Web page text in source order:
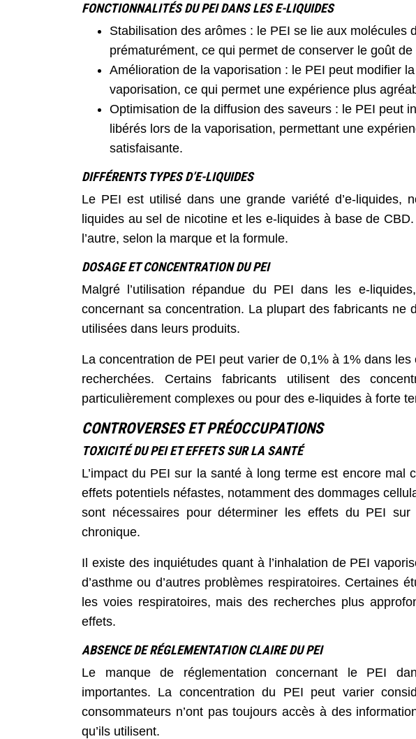
FONCTIONNALITÉS DU PEI DANS LES E-LIQUIDES
Stabilisation des arômes : le PEI se lie aux molécules
prématurément, ce qui permet de conserver le goût de
Amélioration de la vaporisation : le PEI peut modifier
vaporisation, ce qui permet une expérience plus
Optimisation de la diffusion des saveurs : le PEI peut
libérés lors de la vaporisation, permettant une
satisfaisante.
DIFFÉRENTS TYPES D’E-LIQUIDES
Le PEI est utilisé dans une grande variété d’e-liquides,
liquides au sel de nicotine et les e-liquides à base de
l’autre, selon la marque et la formule.
DOSAGE ET CONCENTRATION DU PEI
Malgré l’utilisation répandue du PEI dans les e-
concernant sa concentration. La plupart des fabricants ne
utilisées dans leurs produits.
La concentration de PEI peut varier de 0,1% à 1% dans
recherchées. Certains fabricants utilisent des
particulièrement complexes ou pour des e-liquides à forte
CONTROVERSES ET PRÉOCCUPATIONS
TOXICITÉ DU PEI ET EFFETS SUR LA SANTÉ
L’impact du PEI sur la santé à long terme est encore mal
effets potentiels néfastes, notamment des dommages
sont nécessaires pour déterminer les effets du PEI sur
chronique.
Il existe des inquiétudes quant à l’inhalation de PEI
d’asthme ou d’autres problèmes respiratoires. Certaines
les voies respiratoires, mais des recherches plus
effets.
ABSENCE DE RÉGLEMENTATION CLAIRE DU PEI
Le manque de réglementation concernant le PEI
importantes. La concentration du PEI peut varier
consommateurs n’ont pas toujours accès à des
qu’ils utilisent.